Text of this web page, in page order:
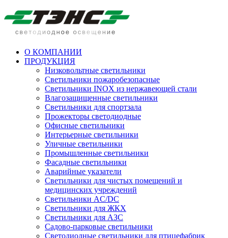
О КОМПАНИИ
ПРОДУКЦИЯ
Низковольтные светильники
Cветильники пожаробезопасные
Светильники INOX из нержавеющей стали
Влагозащищенные светильники
Светильники для спортзала
Прожекторы светодиодные
Офисные светильники
Интерьерные светильники
Уличные светильники
Промышленные светильники
Фасадные светильники
Аварийные указатели
Светильники для чистых помещений и
медицинских учреждений
Светильники AC/DC
Светильники для ЖКХ
Светильники для АЗС
Садово-парковые светильники
Светодиодные светильники для птицефабрик